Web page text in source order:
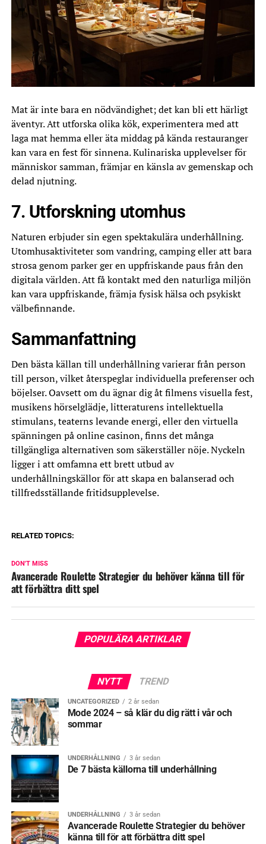
Mat är inte bara en nödvändighet; det kan bli ett härligt
äventyr. Att utforska olika kök, experimentera med att
laga mat hemma eller äta middag på kända restauranger
kan vara en fest för sinnena. Kulinariska upplevelser för
människor samman, främjar en känsla av gemenskap och
delad njutning.
7. Utforskning utomhus
Naturen erbjuder sin egen spektakulära underhållning.
Utomhusaktiviteter som vandring, camping eller att bara
strosa genom parker ger en uppfriskande paus från den
digitala världen. Att få kontakt med den naturliga miljön
kan vara uppfriskande, främja fysisk hälsa och psykiskt
välbefinnande.
Sammanfattning
Den bästa källan till underhållning varierar från person
till person, vilket återspeglar individuella preferenser och
böjelser. Oavsett om du ägnar dig åt filmens visuella fest,
musikens hörselglädje, litteraturens intellektuella
stimulans, teaterns levande energi, eller den virtuella
spänningen på online casinon, finns det många
tillgängliga alternativen som säkerställer nöje. Nyckeln
ligger i att omfamna ett brett utbud av
underhållningskällor för att skapa en balanserad och
tillfredsställande fritidsupplevelse.
RELATED TOPICS:
DON'T MISS
Avancerade Roulette Strategier du behöver känna till för
att förbättra ditt spel
POPULÄRA ARTIKLAR
NYTT TREND
UNCATEGORIZED 2 år sedan
Mode 2024 – så klär du dig rätt i vår och
sommar
UNDERHÅLLNING 3 år sedan
De 7 bästa källorna till underhållning
UNDERHÅLLNING 3 år sedan
Avancerade Roulette Strategier du behöver
känna till för att förbättra ditt spel